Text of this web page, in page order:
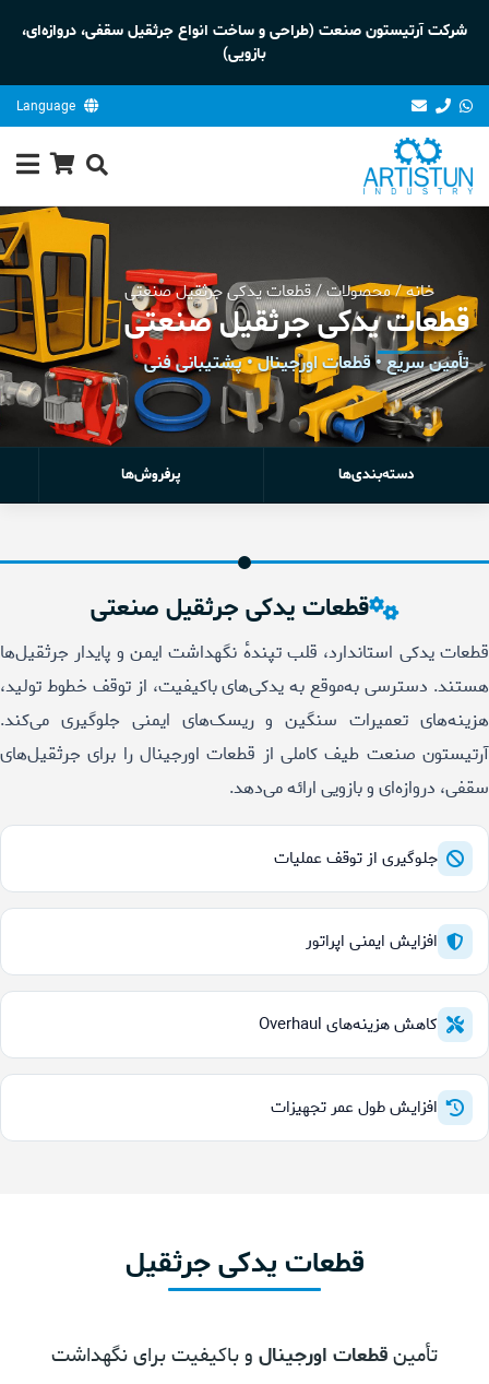
شرکت آرتیستون صنعت (طراحی و ساخت انواع جرثقیل سقفی، دروازه‌ای،
بازویی)
Language
خانه/محصولات/قطعات یدکی جرثقیل صنعتی
قطعات یدکی جرثقیل صنعتی
تأمین سریع • قطعات اورجینال • پشتیبانی فنی
دسته‌بندی‌ها پرفروش‌ها
قطعات یدکی جرثقیل صنعتی
قطعات یدکی استاندارد، قلب تپندهٔ نگهداشت ایمن و پایدار جرثقیل‌ها
هستند. دسترسی به‌موقع به یدکی‌های باکیفیت، از توقف خطوط تولید،
هزینه‌های تعمیرات سنگین و ریسک‌های ایمنی جلوگیری می‌کند.
آرتیستون صنعت طیف کاملی از قطعات اورجینال را برای جرثقیل‌های
سقفی، دروازه‌ای و بازویی ارائه می‌دهد.
جلوگیری از توقف عملیات
افزایش ایمنی اپراتور
کاهش هزینه‌های Overhaul
افزایش طول عمر تجهیزات
قطعات
جرثقیل
قطعات یدکی جرثقیل
تأمینقطعات اورجینال و باکیفیت برای نگهداشت